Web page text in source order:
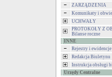
ZARZĄDZENIA
Komunikaty i
UCHWAŁY
PROTOKOŁY Z
Bilanse roczne
INNE
Rejestry i ewidencje
Redakcja Biuletynu
Instrukcja obsługi
Urzędy Centralne